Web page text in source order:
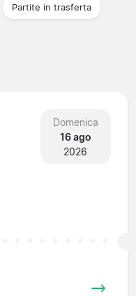
Partite in trasferta
Domenica
16 ago
2026